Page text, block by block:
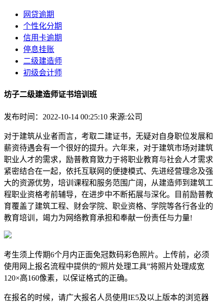
网贷逾期
个性化分期
信用卡逾期
停息挂账
二级建造师
初级会计师
坊子二级建造师证书培训班
发布时间：2022-10-14 00:25:10 来源:公司
对于建筑从业者而言，考取二建证书，无疑对自身职位发展和
薪资待遇会有一个很好的提升。六年来，对于建筑市场对建筑
职业人才的需求，励普教育致力于将职业教育与社会人才需求
紧密结合在一起，依托互联网的便捷模式、先进经营理念及强
大的资源优势，培训课程和服务范围广阔，从建造师到建筑工
程职业资格考前辅导，在进步中不断拓展与深化。目前励普教
育覆盖了建筑工程、财会学院、职业资格、学院等各行各业的
教育培训，竭力为网络教育承担和奉献一份责任与力量!
考生须上传期6个月内正面免冠数码彩色照片。上传前，必须
使用网上报名流程中提供的“照片处理工具”将照片处理成宽
120×高160像素，以保证格式的正确。
在报名的时候，请广大报名人员使用IE5及以上版本的浏览器